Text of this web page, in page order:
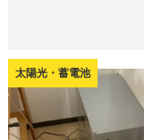
太陽光・蓄電池